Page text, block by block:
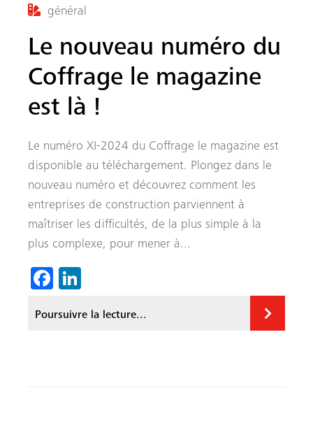
général
Le nouveau numéro du
Coffrage le magazine
est là !
Le numéro XI-2024 du Coffrage le magazine est
disponible au téléchargement. Plongez dans le
nouveau numéro et découvrez comment les
entreprises de construction parviennent à
maîtriser les difficultés, de la plus simple à la
plus complexe, pour mener à...
Fa
b
ed
Poursuivre la lecture...